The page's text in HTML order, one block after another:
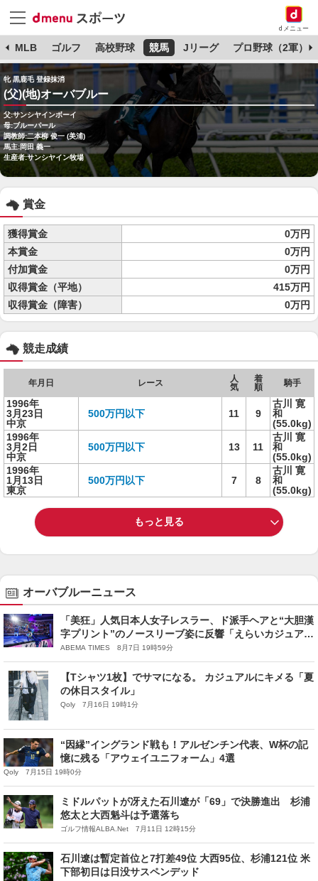
dメニュー
MLB ゴルフ 高校野球 競馬 Jリーグ プロ野球（2軍）
牝 黒鹿毛 登録抹消
(父)(地)オーバブルー
父:サンシヤインボーイ
母:ブルーパール
調教師:二本柳 俊一 (美浦)
馬主:岡田 義一
生産者:サンシヤイン牧場
賞金
獲得賞金
0万円
本賞金
0万円
付加賞金
0万円
収得賞金（平地）
415万円
収得賞金（障害）
0万円
競走成績
年月日 レース
人
気
着
順
騎手
1996年
3月23日
中京
500万円以下 11 9
古川 寛
和
(55.0kg)
1996年
3月2日
中京
500万円以下 13 11
古川 寛
和
(55.0kg)
1996年
1月13日
東京
500万円以下 7 8
古川 寛
和
(55.0kg)
もっと見る
オーバブルーニュース
「美狂」人気日本人女子レスラー、ド派手ヘアと“大胆漢
字プリント”のノースリーブ姿に反響「えらいカジュアル
やな」
ABEMA TIMES 8月7日 19時59分
【Tシャツ1枚】でサマになる。 カジュアルにキメる「夏
の休日スタイル」
Qoly 7月16日 19時1分
“因縁”イングランド戦も！アルゼンチン代表、W杯の記
憶に残る「アウェイユニフォーム」4選
Qoly 7月15日 19時0分
ミドルパットが冴えた石川遼が「69」で決勝進出 杉浦
悠太と大西魁斗は予選落ち
ゴルフ情報ALBA.Net 7月11日 12時15分
石川遼は暫定首位と7打差49位 大西95位、杉浦121位 米
下部初日は日没サスペンデッド